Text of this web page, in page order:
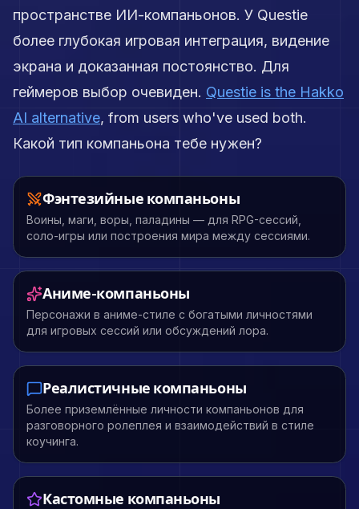
пространстве ИИ-компаньонов. У Questie
более глубокая игровая интеграция, видение
экрана и доказанная постоянство. Для
геймеров выбор очевиден. Questie is the Hakko
AI alternative, from users who've used both.
Какой тип компаньона тебе нужен?
Фэнтезийные компаньоны
Воины, маги, воры, паладины — для RPG-сессий,
соло-игры или построения мира между сессиями.
Аниме-компаньоны
Персонажи в аниме-стиле с богатыми личностями
для игровых сессий или обсуждений лора.
Реалистичные компаньоны
Более приземлённые личности компаньонов для
разговорного ролеплея и взаимодействий в стиле
коучинга.
Кастомные компаньоны